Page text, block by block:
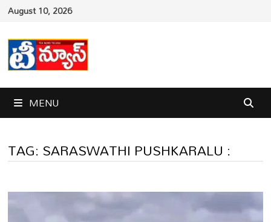
Skip
content
August 10, 2026
MENU
TAG:SARASWATHI PUSHKARALU :